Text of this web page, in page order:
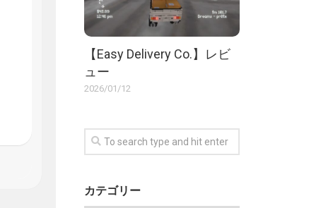
【Easy Delivery Co.】レビ
ュー
2026/01/12
カテゴリー